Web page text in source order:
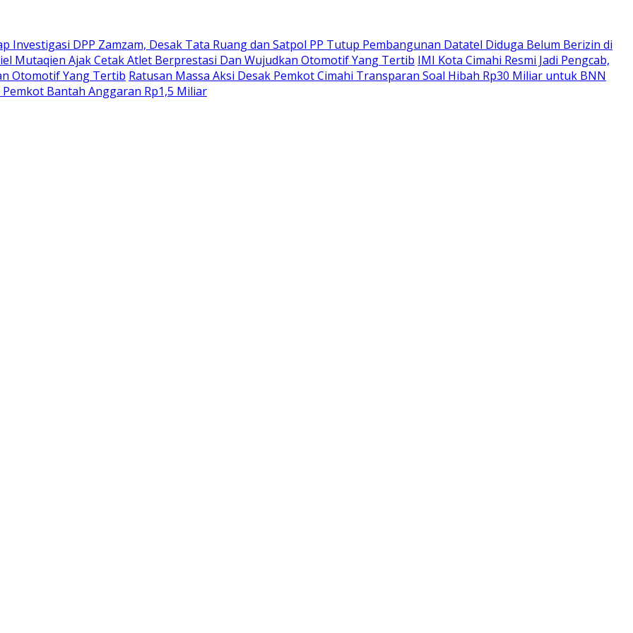
Investigasi DPP Zamzam, Desak Tata Ruang dan Satpol PP Tutup Pembangunan Datatel Diduga Belum Berizin di
Mutaqien Ajak Cetak Atlet Berprestasi Dan Wujudkan Otomotif Yang Tertib IMI Kota Cimahi Resmi Jadi Pengcab,
Otomotif Yang Tertib Ratusan Massa Aksi Desak Pemkot Cimahi Transparan Soal Hibah Rp30 Miliar untuk BNN
Bantah Anggaran Rp1,5 Miliar